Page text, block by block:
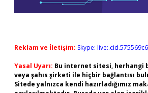
Reklam ve İletişim: Skype:
Yasal Uyarı: Bu internet sitesi, herhangi
veya şahıs şirketi ile hiçbir bağlantısı
Sitede yalnızca kendi hazırladığımız